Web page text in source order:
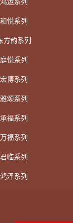
和悦系列
方韵系列
庭悦系列
宏博系列
雅颂系列
承福系列
万福系列
君临系列
鸿泽系列